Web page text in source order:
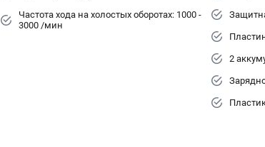
Частота хода на холостых оборотах: 1000 -
3000 /мин
2